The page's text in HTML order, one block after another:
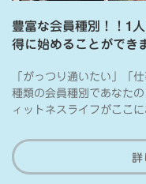
豊富な会員種別！！1
得に始めることができ
「がっつり通いたい」「
種類の会員種別であなた
ィットネスライフがここに
詳